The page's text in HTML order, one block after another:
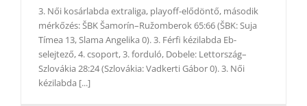
3. Női kosárlabda extraliga, playoff-elődöntő, második
mérkőzés: ŠBK Šamorín–Ružomberok 65:66 (ŠBK: Suja
Tímea 13, Slama Angelika 0). 3. Férfi kézilabda Eb-
selejtező, 4. csoport, 3. forduló, Dobele: Lettország–
Szlovákia 28:24 (Szlovákia: Vadkerti Gábor 0). 3. Női
kézilabda [...]